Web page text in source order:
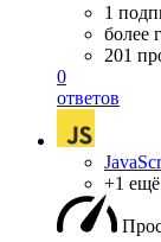
1
более
201
0
ответов
+1 ещё